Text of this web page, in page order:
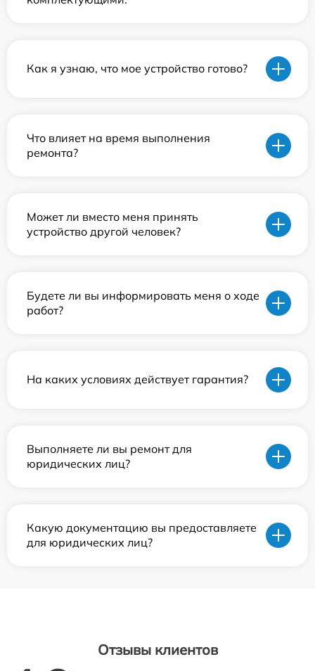
Как я узнаю, что мое устройство готово?
Что влияет на время выполнения
ремонта?
Может ли вместо меня принять
устройство другой человек?
Будете ли вы информировать меня о ходе
работ?
На каких условиях действует гарантия?
Выполняете ли вы ремонт для
юридических лиц?
Какую документацию вы предоставляете
для юридических лиц?
Отзывы клиентов